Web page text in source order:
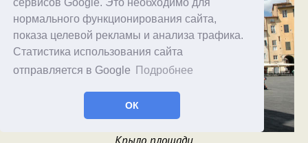
сервисов Google. Это необходимо для
нормального функционирования сайта,
показа целевой рекламы и анализа трафика.
Статистика использования сайта
отправляется в Google
Подробнее
ОК